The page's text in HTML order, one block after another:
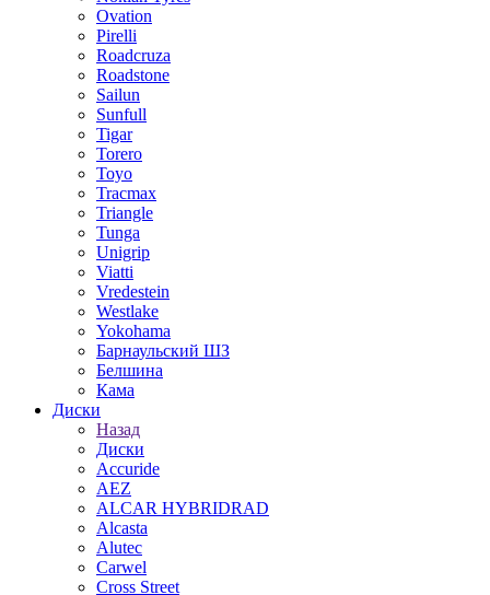
Ovation
Pirelli
Roadcruza
Roadstone
Sailun
Sunfull
Tigar
Torero
Toyo
Tracmax
Triangle
Tunga
Unigrip
Viatti
Vredestein
Westlake
Yokohama
Барнаульский ШЗ
Белшина
Кама
Диски
Назад
Диски
Accuride
AEZ
ALCAR HYBRIDRAD
Alcasta
Alutec
Carwel
Cross Street